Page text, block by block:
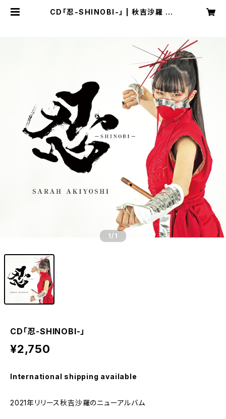
CD「忍-SHINOBI-」 | 秋吉沙羅 OF
1/1
CD「忍-SHINOBI-」
¥2,750
International shipping available
2021年リリース秋吉沙羅のニューアルバム